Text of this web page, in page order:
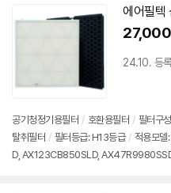
배송·설치비가 달라집니다.
기
에어필텍
27,000
24.10. 등
공기청정기용필터 / 호환용필터 / 필터구
탈취필터 / 필터등급: H13등급 / 적용모
D, AX123CB850SLD,